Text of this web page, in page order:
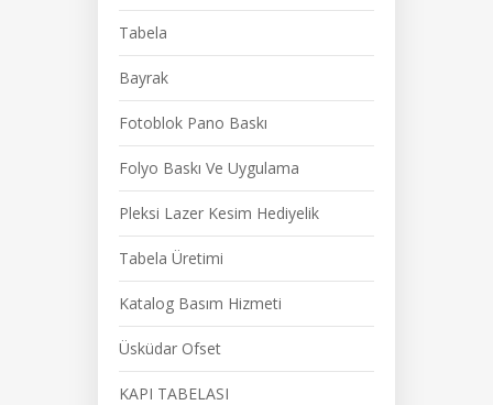
Tabela
Bayrak
Fotoblok Pano Baskı
Folyo Baskı Ve Uygulama
Pleksi Lazer Kesim Hediyelik
Tabela Üretimi
Katalog Basım Hizmeti
Üsküdar Ofset
KAPI TABELASI